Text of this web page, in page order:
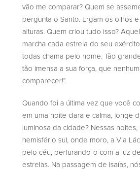
vão me comparar? Quem se
pergunta o Santo. Ergam os olhos
alturas. Quem criou tudo isso?
marcha cada estrela do seu
todas chama pelo nome. Tão
tão imensa a sua força, que
comparecer!”.
Quando foi a última vez que você
em uma noite clara e calma, longe
luminosa da cidade? Nessas noites,
hemisfério sul, onde moro, a Via
pelo céu, perfurando-o com a luz
estrelas. Na passagem de Isaías,